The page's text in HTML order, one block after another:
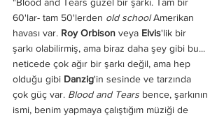
60'lar- tam 50'lerden old school Amerikan
havası var. Roy Orbison veya Elvis'lik bir
şarkı olabilirmiş, ama biraz daha şey gibi bu...
neticede çok ağır bir şarkı değil, ama hep
olduğu gibi Danzig'in sesinde ve tarzında
çok güç var. Blood and Tears bence, şarkının
ismi, benim yapmaya çalıştığım müziği de